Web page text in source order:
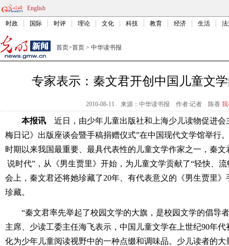
English
时政 国际 时评 理论 文化 科技 教育 经济 生活
首页>首页 > 中华读书报
专家表示：秦文君开创中国儿童文
2010-08-11 来源：中华读书报 作者:记者 陈香
本报讯 近日，由少年儿童出版社和上海少儿读物促进会
梅日记》出版座谈会暨手稿捐赠仪式”在中国现代文学馆举行
时期以来我国最重要、最具代表性的儿童文学作家之一，秦
说时代”，从《男生贾里》开始，为儿童文学贡献了“轻快、
会上，秦文君还将她珍藏了20年、有代表意义的《男生贾里
珍藏。
“秦文君率先举起了校园文学的大旗，是校园文学的倡导
主席、少读工委主任海飞表示，中国儿童文学在上世纪90年
化为少年儿童阅读视野中的一种点缀和调味品。少儿读者的